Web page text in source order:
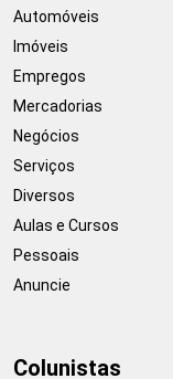
Automóveis
Imóveis
Empregos
Mercadorias
Negócios
Serviços
Diversos
Aulas e Cursos
Pessoais
Anuncie
Colunistas